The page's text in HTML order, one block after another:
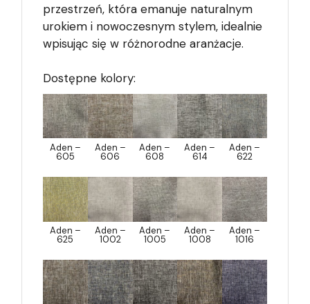
przestrzeń, która emanuje naturalnym
urokiem i nowoczesnym stylem, idealnie
wpisując się w różnorodne aranżacje.
Dostępne kolory:
Aden –
605
Aden –
606
Aden –
608
Aden –
614
Aden –
622
Aden –
625
Aden –
1002
Aden –
1005
Aden –
1008
Aden –
1016